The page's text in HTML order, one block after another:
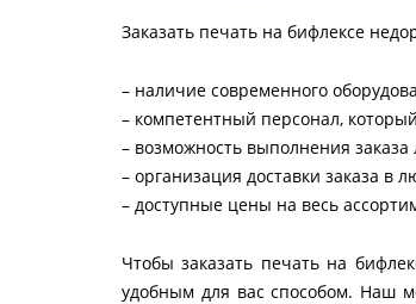
Заказать печать на бифлексе
– наличие современного
– компетентный персонал,
– возможность выполнения
– организация доставки заказа в
– доступные цены на весь
Чтобы заказать печать на
удобным для вас способом. Наш